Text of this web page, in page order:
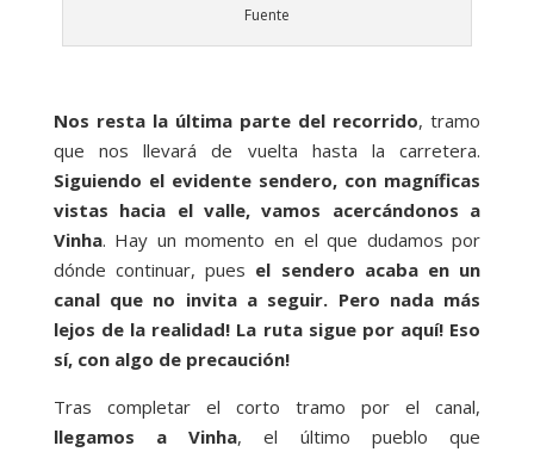
Fuente
Nos resta la última parte del recorrido, tramo
que nos llevará de vuelta hasta la carretera.
Siguiendo el evidente sendero, con magníficas
vistas hacia el valle, vamos acercándonos a
Vinha. Hay un momento en el que dudamos por
dónde continuar, pues el sendero acaba en un
canal que no invita a seguir. Pero nada más
lejos de la realidad! La ruta sigue por aquí! Eso
sí, con algo de precaución!
Tras completar el corto tramo por el canal,
llegamos a Vinha, el último pueblo que